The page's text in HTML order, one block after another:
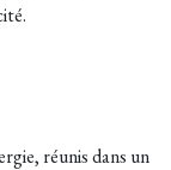
réunis dans un